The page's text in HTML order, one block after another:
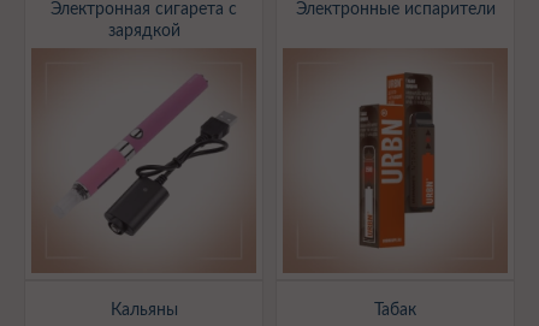
Электронная сигарета с
зарядкой
Электронные испарители
Кальяны Табак